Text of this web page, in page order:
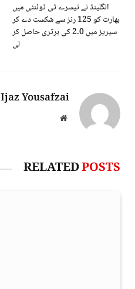
انگلینڈ نے تیسرے ٹی ٹوئنٹی میں
بھارت کو 125 رنز سے شکست دے کر
سیریز میں 0۔2 کی برتری حاصل کر
لی
Ijaz Yousafzai
Website
RELATEDPOSTS